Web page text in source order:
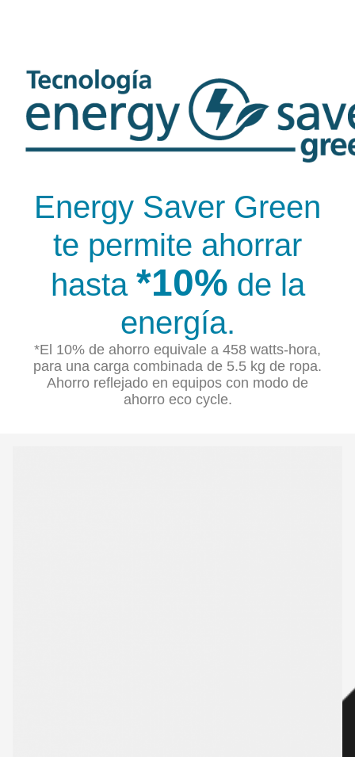
Energy Saver Green
te permite ahorrar
hasta *10% de la
energía.
*El 10% de ahorro equivale a 458 watts-hora,
para una carga combinada de 5.5 kg de ropa.
Ahorro reflejado en equipos con modo de
ahorro eco cycle.